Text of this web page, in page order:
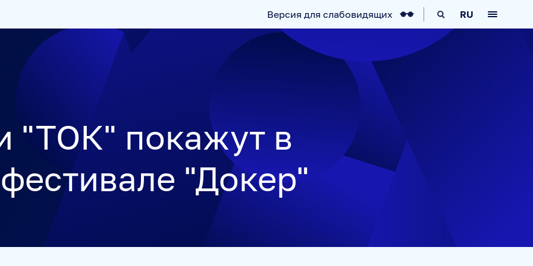
IT-ВОЗМОЖНОСТИ
СОЦИАЛЬНЫЙ НАВИГАТОР
Версия для слабовидящих RU
"ТОК" покажут в
"Докер"